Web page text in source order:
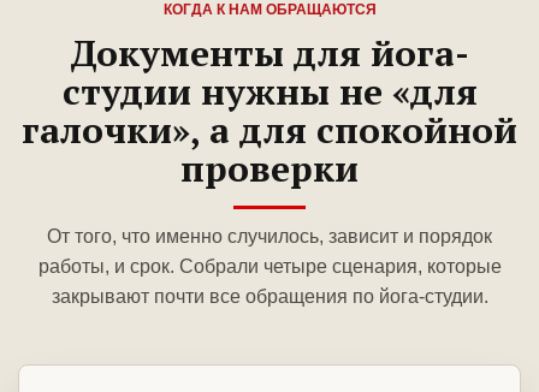
КОГДА К НАМ ОБРАЩАЮТСЯ
Документы для йога-
студии нужны не «для
галочки», а для спокойной
проверки
От того, что именно случилось, зависит и порядок
работы, и срок. Собрали четыре сценария, которые
закрывают почти все обращения по йога-студии.